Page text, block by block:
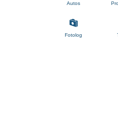
Autos
Fotolog